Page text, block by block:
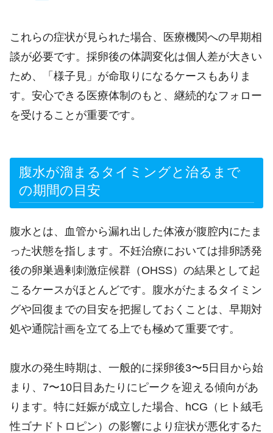
これらの症状が見られた場合、医療機関への早期相
談が必要です。採卵後の体調変化は個人差が大きい
ため、「様子見」が命取りになるケースもありま
す。安心できる医療体制のもと、継続的なフォロー
を受けることが重要です。
腹水が溜まるタイミングと治るまで
の期間の目安
腹水とは、血管から漏れ出した体液が腹腔内にたま
った状態を指します。不妊治療においては排卵誘発
後の卵巣過剰刺激症候群（OHSS）の結果として起
こるケースがほとんどです。腹水がたまるタイミン
グや回復までの目安を把握しておくことは、早期対
処や通院計画を立てる上でも極めて重要です。
腹水の発生時期は、一般的に採卵後3〜5日目から始
まり、7〜10日目あたりにピークを迎える傾向があ
ります。特に妊娠が成立した場合、hCG（ヒト絨毛
性ゴナドトロピン）の影響により症状が悪化するた